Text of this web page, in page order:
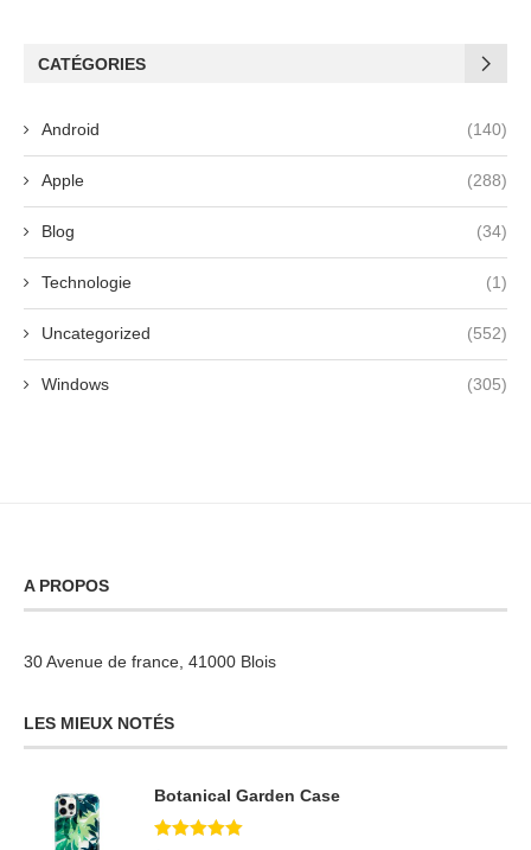
CATÉGORIES
Android (140)
Apple (288)
Blog (34)
Technologie (1)
Uncategorized (552)
Windows (305)
A PROPOS
30 Avenue de france, 41000 Blois
LES MIEUX NOTÉS
Botanical Garden Case